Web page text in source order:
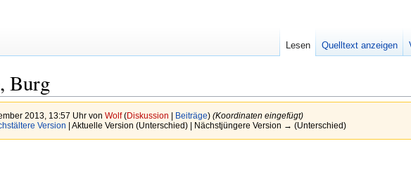
Burg
2013, 13:57 Uhr von Wolf (Diskussion Beiträge) (Koordinaten eingefügt)
Version | Aktuelle Version (Unterschied) | Nächstjüngere Version → (Unterschied)
Lesen Quelltext anzeigen